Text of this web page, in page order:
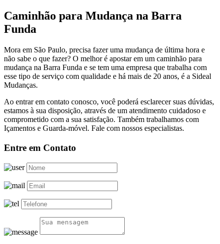
Caminhão para Mudança na Barra
Funda
Mora em São Paulo, precisa fazer uma mudança de última hora e
não sabe o que fazer? O melhor é apostar em um caminhão para
mudança na Barra Funda e se tem uma empresa que trabalha com
esse tipo de serviço com qualidade e há mais de 20 anos, é a Sideal
Mudanças.
Ao entrar em contato conosco, você poderá esclarecer suas dúvidas,
estamos à sua disposição, através de um atendimento cuidadoso e
comprometido com a sua satisfação. Também trabalhamos com
Içamentos e Guarda-móvel. Fale com nossos especialistas.
Entre em Contato